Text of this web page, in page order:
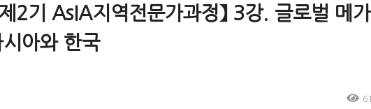
2기 AsIA지역전문가과정】 3강. 글로벌 메
아와 한국